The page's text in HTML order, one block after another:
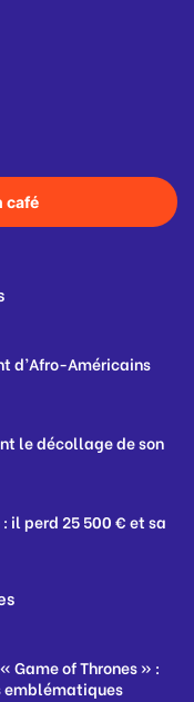
café
d’Afro-Américains
le décollage de son
il perd 25 500 € et sa
Game of Thrones » :
emblématiques